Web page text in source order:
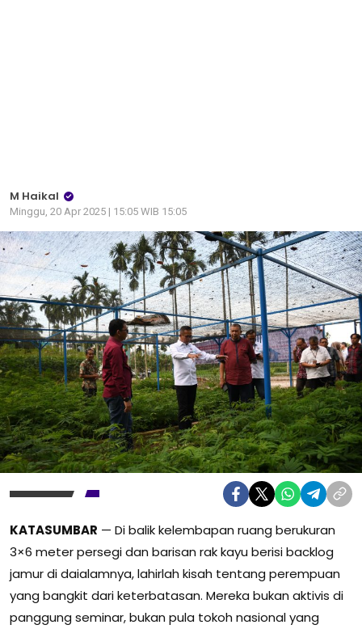
M Haikal
Minggu, 20 Apr 2025 | 15:05 WIB 15:05
KATASUMBAR — Di balik kelembapan ruang berukuran
3×6 meter persegi dan barisan rak kayu berisi backlog
jamur di daialamnya, lahirlah kisah tentang perempuan
yang bangkit dari keterbatasan. Mereka bukan aktivis di
panggung seminar, bukan pula tokoh nasional yang